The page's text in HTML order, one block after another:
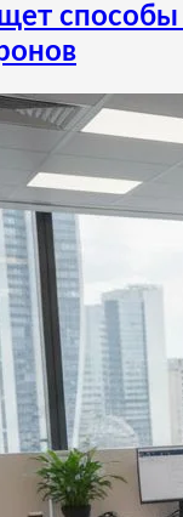
способы